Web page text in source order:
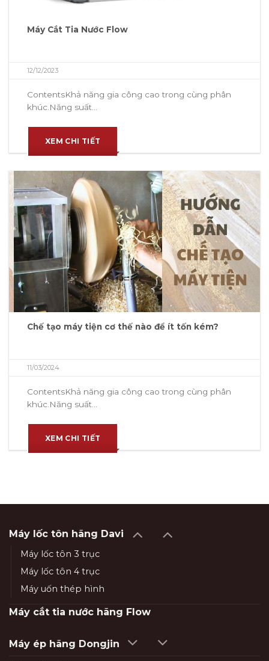
Máy Cắt Tia Nước Flow
12/12/2023
ContentsKhả năng gia công cao trong cùng phân
khúc.Năng suất...
XEM CHI TIẾT
Chế tạo máy tiện cơ thế nào để ít tốn kém?
11/03/2024
ContentsKhả năng gia công cao trong cùng phân
khúc.Năng suất...
XEM CHI TIẾT
Máy lốc tôn hãng Davi
Máy lốc tôn 3 trục
Máy lốc tôn 4 trục
Máy uốn thép hình
Máy cắt tia nước hãng Flow
Máy ép hãng Dongjin